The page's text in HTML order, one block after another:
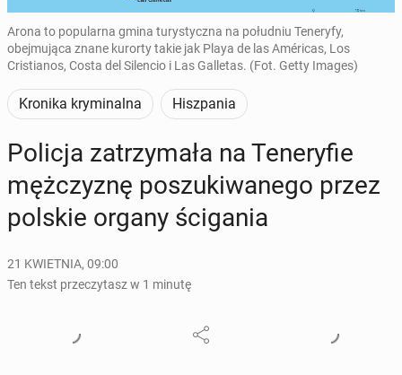
Arona to popularna gmina turystyczna na południu Teneryfy,
obejmująca znane kurorty takie jak Playa de las Américas, Los
Cristianos, Costa del Silencio i Las Galletas. (Fot. Getty Images)
Kronika kryminalna Hiszpania
Policja za­trzy­ma­ła na Te­ne­ry­fie
męż­czy­znę po­szu­ki­wa­ne­go przez
polskie organy ści­ga­nia
21 KWIETNIA, 09:00
Ten tekst przeczytasz w 1 minutę